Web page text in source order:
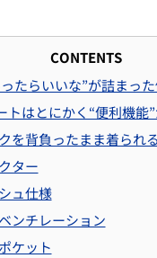
CONTENTS
たらいいな”が詰まっ
トはとにかく“便利機能”
を背負ったまま着られる
ター
ュ仕様
ンチレーション
ケット